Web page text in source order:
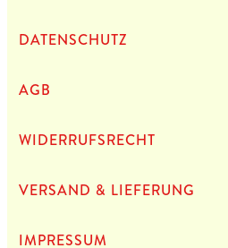
DATEN­SCHUTZ
AGB
WIDERRUFSRECHT
VERSAND & LIEFERUNG
IMPRES­SUM